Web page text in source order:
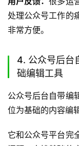
场景。
它支持移动端查看
你是在通勤路上还
需求，不会错过重
上手难度：操作逻
成本，所有人都能
如何使用：直接在